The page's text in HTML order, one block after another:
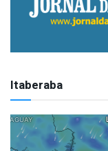
Itaberaba